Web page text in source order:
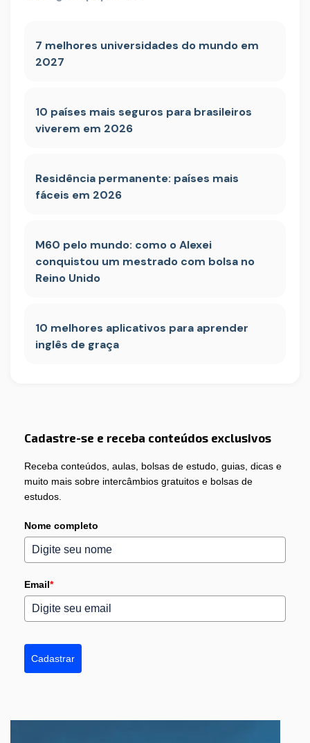
7 melhores universidades do mundo em
2027
10 países mais seguros para brasileiros
viverem em 2026
Residência permanente: países mais
fáceis em 2026
M60 pelo mundo: como o Alexei
conquistou um mestrado com bolsa no
Reino Unido
10 melhores aplicativos para aprender
inglês de graça
Cadastre-se e receba conteúdos exclusivos
Receba conteúdos, aulas, bolsas de estudo, guias, dicas e
muito mais sobre intercâmbios gratuitos e bolsas de
estudos.
Nome completo
Email*
Cadastrar